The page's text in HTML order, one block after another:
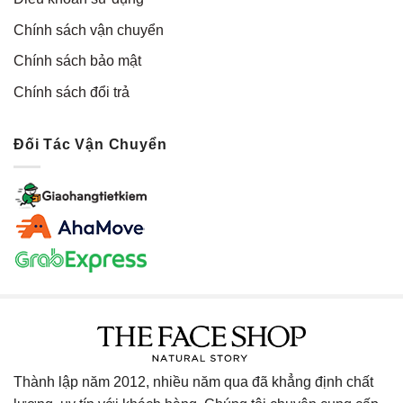
Chính sách vận chuyển
Chính sách bảo mật
Chính sách đổi trả
Đối Tác Vận Chuyển
Thành lập năm 2012, nhiều năm qua đã khẳng định chất